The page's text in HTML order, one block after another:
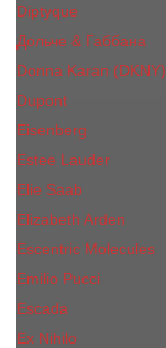
Diptyque
Дольче & Габбана
Donna Karan (DKNY)
Dupont
Eisenberg
Еsteе Lаudеr
Elie Saab
Elizabeth Arden
Escentric Molecules
Emilio Pucci
Escada
Ex Nihilo